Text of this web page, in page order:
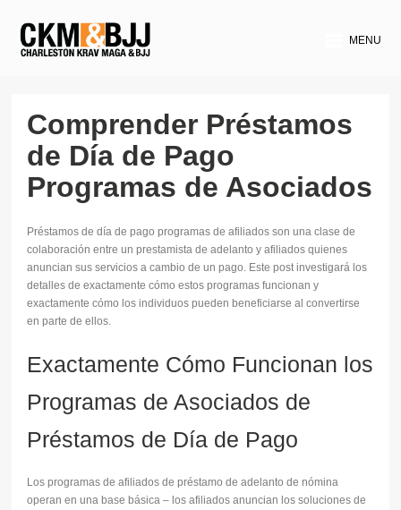
MENU
Comprender Préstamos
de Día de Pago
Programas de Asociados
Préstamos de día de pago programas de afiliados son una clase de
colaboración entre un prestamista de adelanto y afiliados quienes
anuncian sus servicios a cambio de un pago. Este post investigará los
detalles de exactamente cómo estos programas funcionan y
exactamente cómo los individuos pueden beneficiarse al convertirse
en parte de ellos.
Exactamente Cómo Funcionan los
Programas de Asociados de
Préstamos de Día de Pago
Los programas de afiliados de préstamo de adelanto de nómina
operan en una base básica – los afiliados anuncian los soluciones de